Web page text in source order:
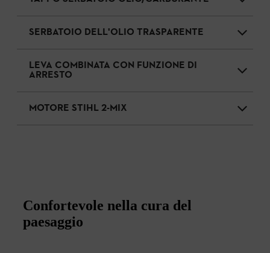
SERBATOIO DELL'OLIO TRASPARENTE
LEVA COMBINATA CON FUNZIONE DI
ARRESTO
MOTORE STIHL 2-MIX
Confortevole nella cura del
paesaggio